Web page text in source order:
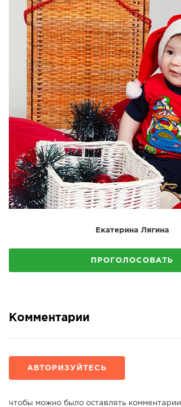
Екатерина Лягина
ПРОГОЛОСОВАТЬ
Комментарии
АВТОРИЗУЙТЕСЬ
чтобы можно было оставлять комментарии